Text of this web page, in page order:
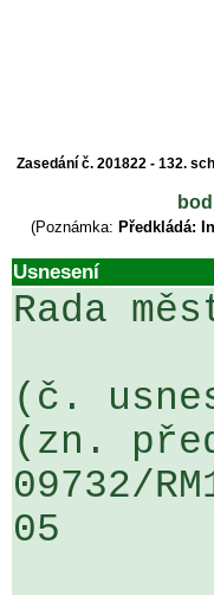
Zasedání č. 201822 - 132.
(Poznámka: Předkládá:
Usnesení
Rada
(č.
(zn.
05